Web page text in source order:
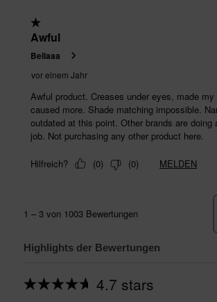
Highlights der Bewertungen
4.7 stars
Average